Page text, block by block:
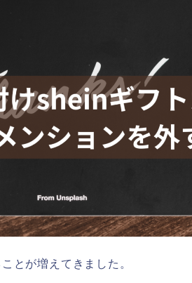
とが増えてきました。